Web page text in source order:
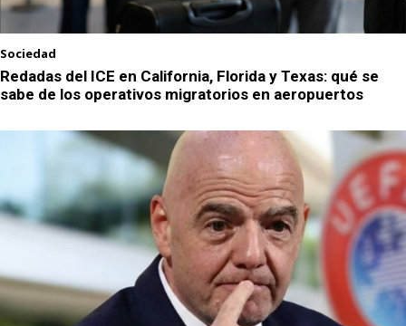
Sociedad
Redadas del ICE en California, Florida y Texas: qué se
sabe de los operativos migratorios en aeropuertos